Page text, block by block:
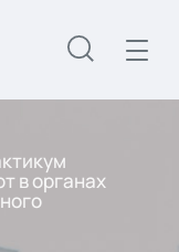
в органах